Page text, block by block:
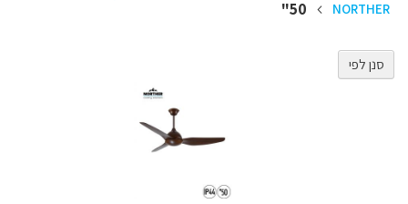
NORTHER
50"
סנן לפי